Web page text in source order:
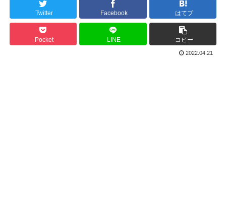
Twitter Facebook はてブ
Pocket LINE コピー
2022.04.21